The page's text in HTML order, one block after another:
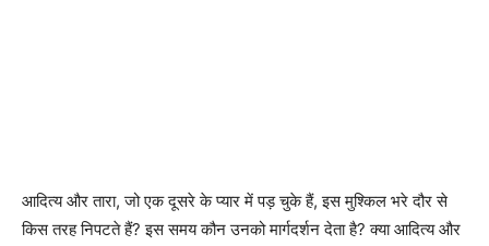
आदित्‍य और तारा, जो एक दूसरे के प्‍यार में पड़ चुके हैं, इस मुश्‍किल भरे दौर से
किस तरह निपटते हैं? इस समय कौन उनको मार्गदर्शन देता है? क्‍या आदित्‍य और